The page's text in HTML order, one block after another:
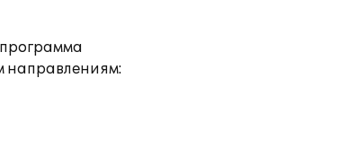
направлениям: